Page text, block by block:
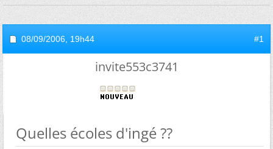
08/09/2006, 19h44 #1
invite553c3741
Quelles écoles d'ingé ??